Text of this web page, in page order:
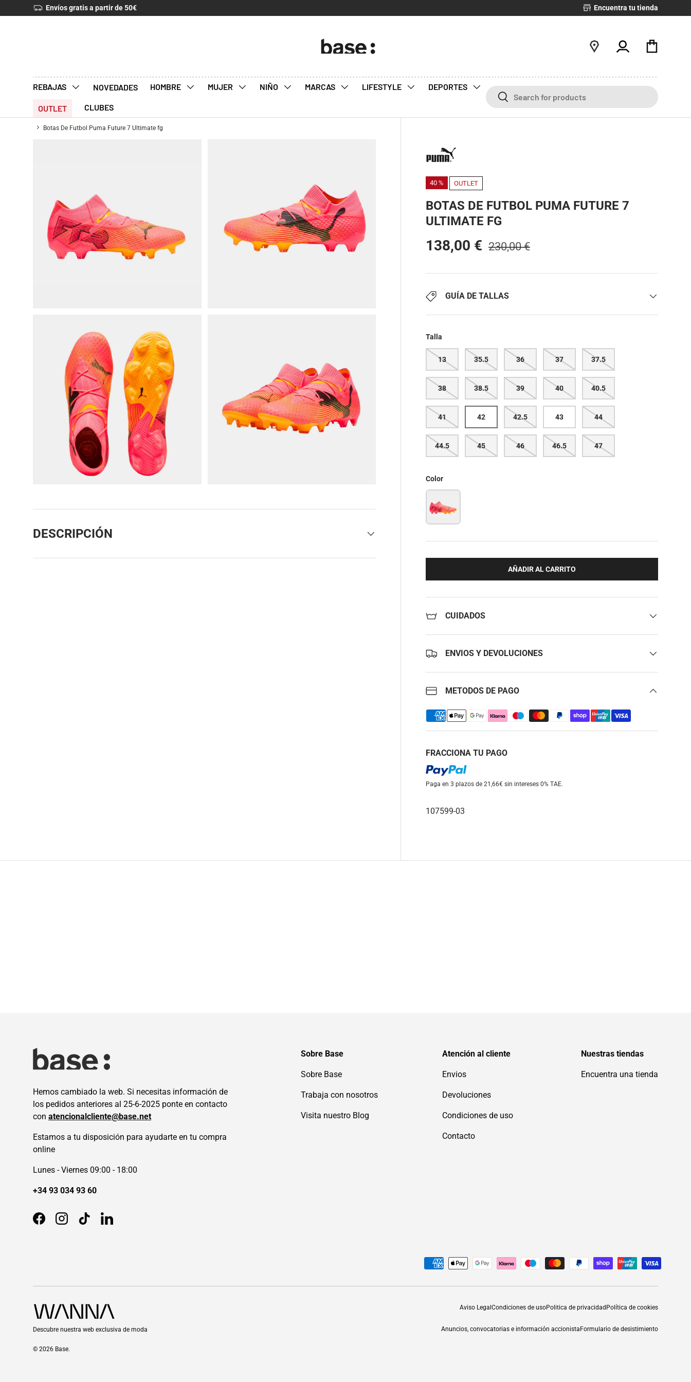
Devoluciones 30 días Encuentra tu tienda
Iniciar sesión
Bolsa
REBAJAS NOVEDADES HOMBRE MUJER NIÑO MARCAS LIFESTYLE DEPORTES
OUTLET CLUBES
BuscarBuscar
Botas De Futbol Puma Future 7 Ultimate fg
40 % OUTLET
BOTAS DE FUTBOL PUMA FUTURE 7
ULTIMATE FG
138,00 € 230,00 €
GUÍA DE TALLAS
Talla
13 35.5 36 37 37.5
38 38.5 39 40 40.5
41 42 42.5 43 44
44.5 45 46 46.5 47
Color
AÑADIR AL CARRITO
CUIDADOS
ENVIOS Y DEVOLUCIONES
METODOS DE PAGO
FRACCIONA TU PAGO
Paga en 3 plazos de 21,66€ sin intereses 0% TAE.
107599-03
DESCRIPCIÓN
Hemos cambiado la web. Si necesitas información de
los pedidos anteriores al 25-6-2025 ponte en contacto
con atencionalcliente@base.net
Estamos a tu disposición para ayudarte en tu compra
online
Lunes - Viernes 09:00 - 18:00
+34 93 034 93 60
FacebookInstagramTikTokLinkedIn
Sobre Base
Sobre Base
Trabaja con nosotros
Visita nuestro Blog
Atención al cliente
Envios
Devoluciones
Condiciones de uso
Contacto
Nuestras tiendas
Encuentra una tienda
Formas de pago aceptadas
Descubre nuestra web exclusiva de moda
© 2026 Base.
Aviso Legal Condiciones de usoPolitica de privacidad Política de cookies
Anuncios, convocatorias e información accionista Formulario de desistimiento